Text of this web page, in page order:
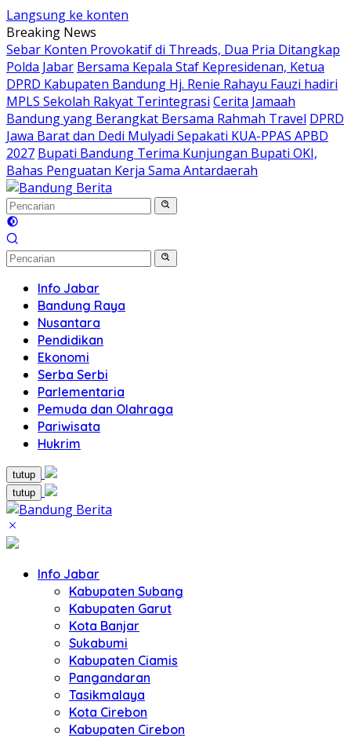
Langsung ke konten
Breaking News
Sebar Konten Provokatif di Threads, Dua Pria Ditangkap
Polda Jabar Bersama Kepala Staf Kepresidenan, Ketua
DPRD Kabupaten Bandung Hj. Renie Rahayu Fauzi hadiri
MPLS Sekolah Rakyat Terintegrasi Cerita Jamaah
Bandung yang Berangkat Bersama Rahmah Travel DPRD
Jawa Barat dan Dedi Mulyadi Sepakati KUA-PPAS APBD
2027 Bupati Bandung Terima Kunjungan Bupati OKI,
Bahas Penguatan Kerja Sama Antardaerah
Info Jabar
Bandung Raya
Nusantara
Pendidikan
Ekonomi
Serba Serbi
Parlementaria
Pemuda dan Olahraga
Pariwisata
Hukrim
tutup
tutup
Info Jabar
Kabupaten Subang
Kabupaten Garut
Kota Banjar
Sukabumi
Kabupaten Ciamis
Pangandaran
Tasikmalaya
Kota Cirebon
Kabupaten Cirebon